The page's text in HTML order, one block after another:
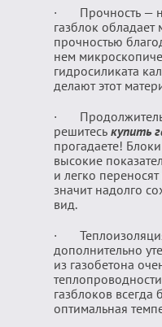
· Прочность —
газблок
прочностью
нем
гидросиликата
делают этот
·
решитесь купить
прогадаете!
высокие
и легко
значит надолго
вид.
·
дополнительно
из газобетона
газблоков всегда
оптимальная